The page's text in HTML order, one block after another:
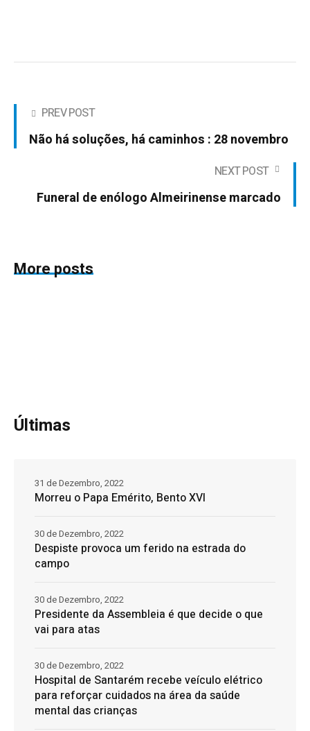
PREV POST
Não há soluções, há caminhos : 28 novembro
NEXT POST
Funeral de enólogo Almeirinense marcado
More posts
Últimas
Morreu o Papa Emérito, Bento XVI
31 de Dezembro, 2022
Despiste provoca um ferido na estrada do
campo
30 de Dezembro, 2022
Presidente da Assembleia é que decide o que
vai para atas
30 de Dezembro, 2022
Hospital de Santarém recebe veículo elétrico
para reforçar cuidados na área da saúde
mental das crianças
30 de Dezembro, 2022